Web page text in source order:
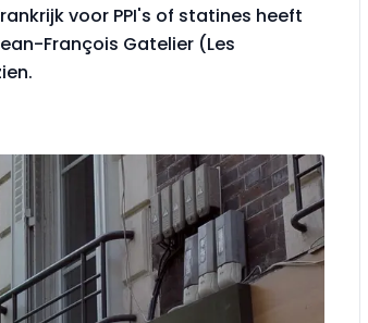
voor PPI's of statines heeft
François Gatelier (Les